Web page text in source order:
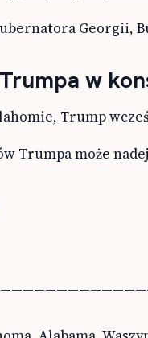
Georgii,
w
Trump
Trumpa może